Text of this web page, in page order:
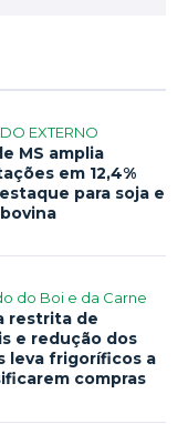
EXTERNO
MS amplia
em 12,4%
para soja e
do Boi e da Carne
restrita de
e redução dos
leva frigoríficos a
compras